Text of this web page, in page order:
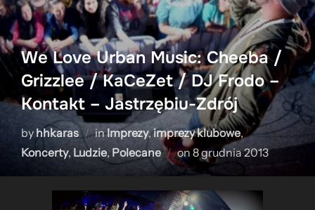
We Love Urban Music: Cheeba /
Grizzlee / KaCeZet / DJ Frodo –
Kontakt – Jastrzębiu-Zdrój
by hhkaras inImprezy,imprezy klubowe,
Koncerty, Ludzie, Polecane on Posted
on
8 grudnia 2013